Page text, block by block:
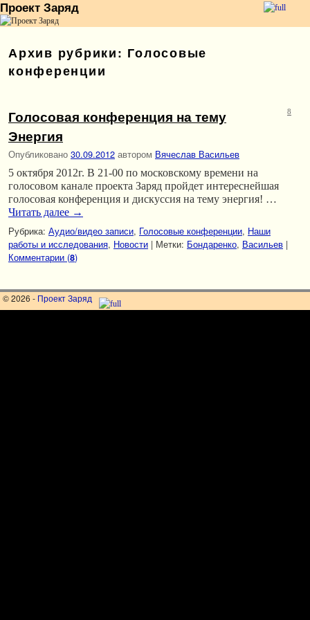
Проект Заряд
Архив рубрики: Голосовые
конференции
Голосовая конференция на тему
Энергия
Опубликовано 30.09.2012 автором Вячеслав Васильев
8
5 октября 2012г. В 21-00 по московскому времени на
голосовом канале проекта Заряд пройдет интереснейшая
голосовая конференция и дискуссия на тему энергия! …
Читать далее →
Рубрика: Аудио/видео записи, Голосовые конференции, Наши
работы и исследования, Новости | Метки: Бондаренко, Васильев |
Комментарии (8)
© 2026 - Проект Заряд